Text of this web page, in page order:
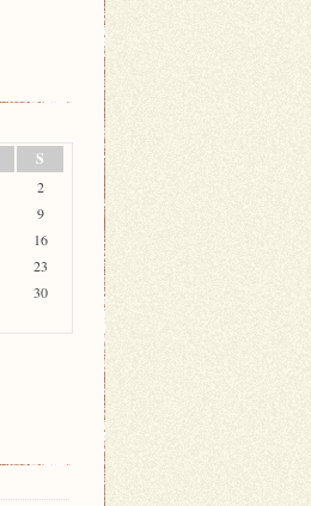
S
2
9
16
23
30